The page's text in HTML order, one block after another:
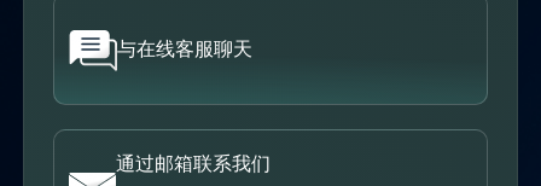
与在线客服聊天
通过邮箱联系我们